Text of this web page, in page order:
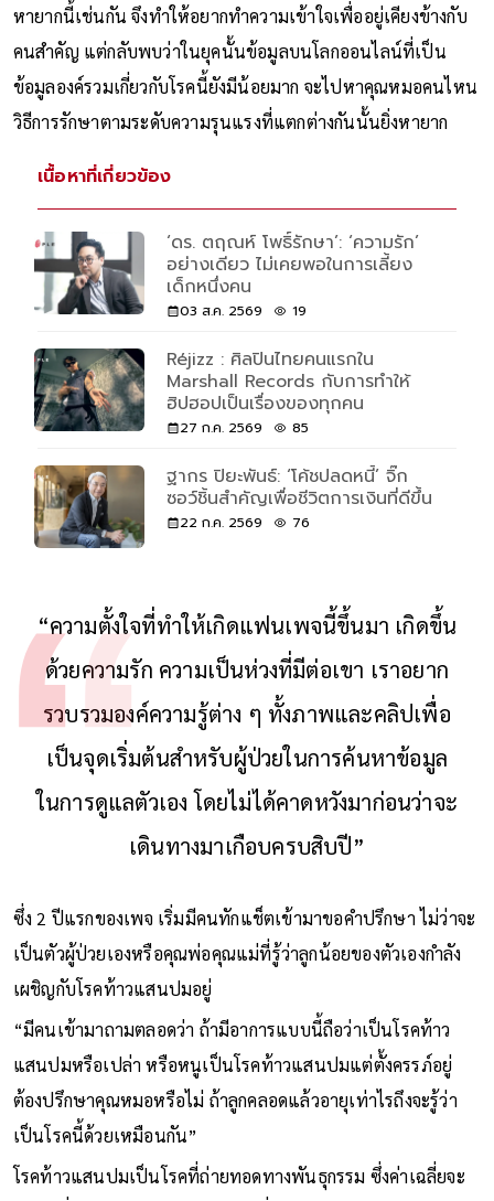
หายากนี้เช่นกัน จึงทำให้อยากทำความเข้าใจเพื่ออยู่เคียงข้างกับ
คนสำคัญ แต่กลับพบว่าในยุคนั้นข้อมูลบนโลกออนไลน์ที่เป็น
ข้อมูลองค์รวมเกี่ยวกับโรคนี้ยังมีน้อยมาก จะไปหาคุณหมอคนไหน
วิธีการรักษาตามระดับความรุนแรงที่แตกต่างกันนั้นยิ่งหายาก
เนื้อหาที่เกี่ยวข้อง
‘ดร. ตฤณห์ โพธิ์รักษา’: ‘ความรัก’
อย่างเดียว ไม่เคยพอในการเลี้ยง
เด็กหนึ่งคน
03 ส.ค. 2569 19
Réjizz : ศิลปินไทยคนแรกใน
Marshall Records กับการทำให้
ฮิปฮอปเป็นเรื่องของทุกคน
27 ก.ค. 2569 85
ฐากร ปิยะพันธ์: ‘โค้ชปลดหนี้’ จิ๊ก
ซอว์ชิ้นสำคัญเพื่อชีวิตการเงินที่ดีขึ้น
22 ก.ค. 2569 76
“ความตั้งใจที่ทำให้เกิดแฟนเพจนี้ขึ้นมา เกิดขึ้น
ด้วยความรัก ความเป็นห่วงที่มีต่อเขา เราอยาก
รวบรวมองค์ความรู้ต่าง ๆ ทั้งภาพและคลิปเพื่อ
เป็นจุดเริ่มต้นสำหรับผู้ป่วยในการค้นหาข้อมูล
ในการดูแลตัวเอง โดยไม่ได้คาดหวังมาก่อนว่าจะ
เดินทางมาเกือบครบสิบปี”
ซึ่ง 2 ปีแรกของเพจ เริ่มมีคนทักแช็ตเข้ามาขอคำปรึกษา ไม่ว่าจะ
เป็นตัวผู้ป่วยเองหรือคุณพ่อคุณแม่ที่รู้ว่าลูกน้อยของตัวเองกำลัง
เผชิญกับโรคท้าวแสนปมอยู่
“มีคนเข้ามาถามตลอดว่า ถ้ามีอาการแบบนี้ถือว่าเป็นโรคท้าว
แสนปมหรือเปล่า หรือหนูเป็นโรคท้าวแสนปมแต่ตั้งครรภ์อยู่
ต้องปรึกษาคุณหมอหรือไม่ ถ้าลูกคลอดแล้วอายุเท่าไรถึงจะรู้ว่า
เป็นโรคนี้ด้วยเหมือนกัน”
โรคท้าวแสนปมเป็นโรคที่ถ่ายทอดทางพันธุกรรม ซึ่งค่าเฉลี่ยจะ